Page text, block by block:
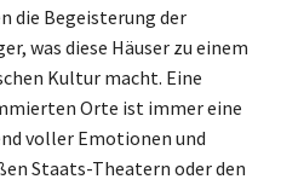
die Begeisterung der
was diese Häuser zu einem
Kultur macht. Eine
Orte ist immer eine
voller Emotionen und
Staats-Theatern oder den